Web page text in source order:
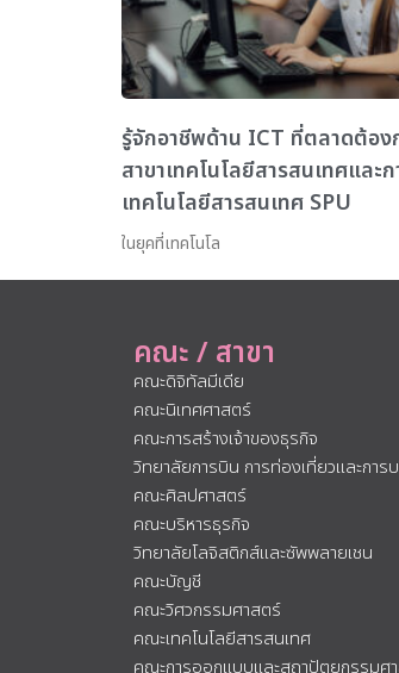
รู้จักอาชีพด้าน ICT ที่ตลาดต้อง
สาขาเทคโนโลยีสารสนเทศและ
เทคโนโลยีสารสนเทศ SPU
ในยุคที่เทคโนโล
คณะ / สาขา
คณะดิจิทัลมีเดีย
คณะนิเทศศาสตร์
คณะการสร้างเจ้าของธุรกิจ
วิทยาลัยการบิน การท่องเที่ยวและการ
คณะศิลปศาสตร์
คณะบริหารธุรกิจ
วิทยาลัยโลจิสติกส์และซัพพลายเชน
คณะบัญชี
คณะวิศวกรรมศาสตร์
คณะเทคโนโลยีสารสนเทศ
คณะการออกแบบและสถาปัตยกรรมศ